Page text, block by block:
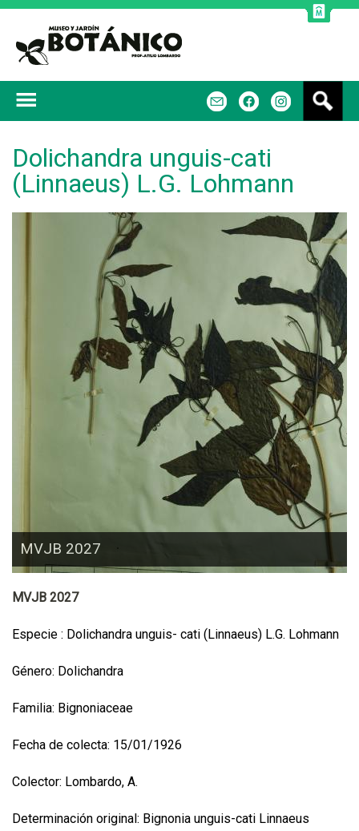
Dolichandra unguis-cati
(Linnaeus) L.G. Lohmann
MVJB 2027
MVJB 2027
Especie : Dolichandra unguis- cati (Linnaeus) L.G. Lohmann
Género: Dolichandra
Familia: Bignoniaceae
Fecha de colecta: 15/01/1926
Colector: Lombardo, A.
Determinación original: Bignonia unguis-cati Linnaeus
s